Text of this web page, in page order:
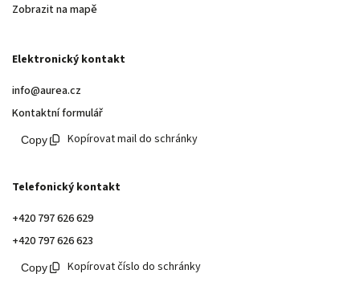
Zobrazit na mapě
Elektronický kontakt
info@aurea.cz
Kontaktní formulář
Kopírovat mail do schránky
Telefonický kontakt
+420 797 626 629
+420 797 626 623
Kopírovat číslo do schránky